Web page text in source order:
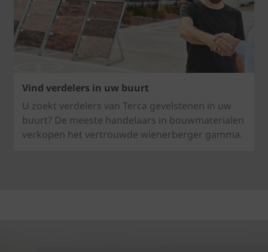
Vind verdelers in uw buurt
U zoekt verdelers van Terca gevelstenen in uw
buurt? De meeste handelaars in bouwmaterialen
verkopen het vertrouwde wienerberger gamma.